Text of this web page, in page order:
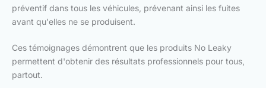
préventif dans tous les véhicules, prévenant ainsi les fuites
avant qu'elles ne se produisent.
Ces témoignages démontrent que les produits No Leaky
permettent d'obtenir des résultats professionnels pour tous,
partout.